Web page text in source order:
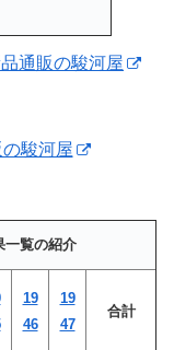
通販の駿河屋
駿河屋
一覧の紹介
19
46
19
47
合計